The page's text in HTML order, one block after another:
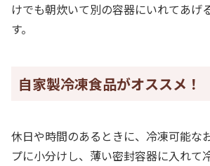
けでも朝炊いて別の容器にいれてあげ
す。
自家製冷凍食品がオススメ！
休日や時間のあるときに、冷凍可能な
プに小分けし、薄い密封容器に入れて